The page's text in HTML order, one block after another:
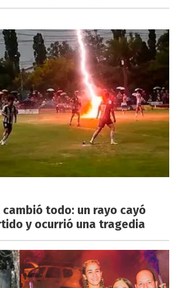
todo: un rayo cayó
y ocurrió una tragedia